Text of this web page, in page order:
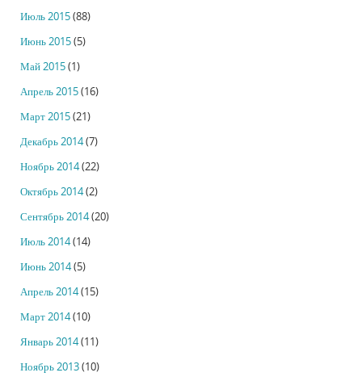
Июль 2015(88)
Июнь 2015(5)
Май 2015(1)
Апрель 2015(16)
Март 2015(21)
Декабрь 2014(7)
Ноябрь 2014(22)
Октябрь 2014(2)
Сентябрь 2014(20)
Июль 2014(14)
Июнь 2014(5)
Апрель 2014(15)
Март 2014(10)
Январь 2014(11)
Ноябрь 2013(10)